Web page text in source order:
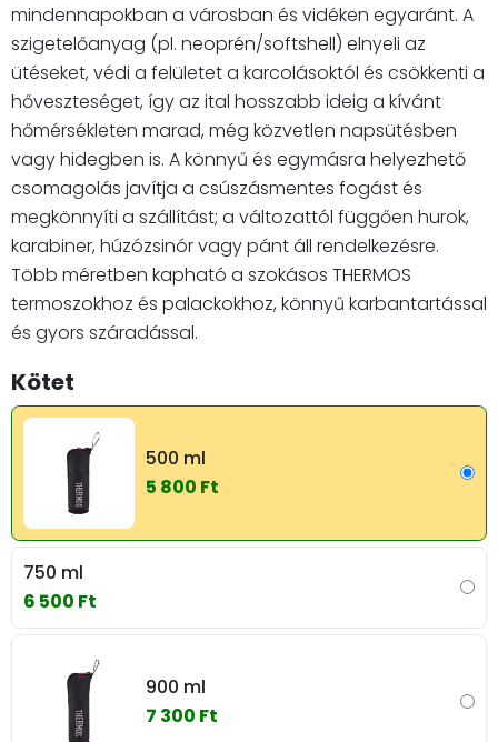
mindennapokban a városban és vidéken egyaránt. A
szigetelőanyag (pl. neoprén/softshell) elnyeli az
ütéseket, védi a felületet a karcolásoktól és csökkenti a
hőveszteséget, így az ital hosszabb ideig a kívánt
hőmérsékleten marad, még közvetlen napsütésben
vagy hidegben is. A könnyű és egymásra helyezhető
csomagolás javítja a csúszásmentes fogást és
megkönnyíti a szállítást; a változattól függően hurok,
karabiner, húzózsinór vagy pánt áll rendelkezésre.
Több méretben kapható a szokásos THERMOS
termoszokhoz és palackokhoz, könnyű karbantartással
és gyors száradással.
Kötet
500 ml
5 800 Ft
750 ml
6 500 Ft
900 ml
7 300 Ft